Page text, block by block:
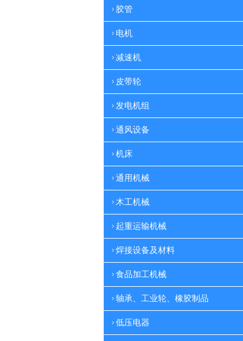
胶管
电机
减速机
皮带轮
发电机组
通风设备
机床
通用机械
木工机械
起重运输机械
焊接设备及材料
食品加工机械
轴承、工业轮、橡胶制品
低压电器